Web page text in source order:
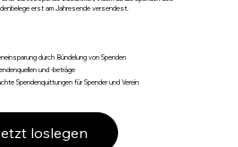
erst am Jahresende versendest.
durch Bündelung von Spenden
und -beträge
Spendenquittungen für Spender und Verein
loslegen